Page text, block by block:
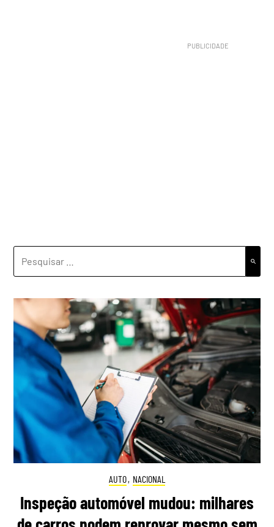
POR:
AUTO, NACIONAL
Inspeção automóvel mudou: milhares